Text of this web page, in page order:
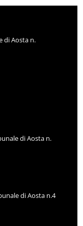
di Aosta n.
di Aosta n.
di Aosta n.4